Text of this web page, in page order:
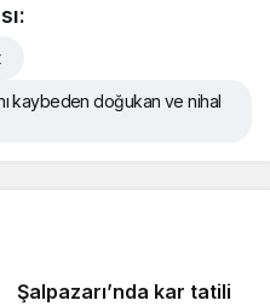
kaybeden doğukan ve nihal
Şalpazarı’nda kar tatili